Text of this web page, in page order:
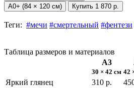
А0+ (84 × 120 см) Купить 1 870 р.
Теги: #мечи #смертельный #фентези
Таблица размеров и материалов
А3
30 × 42 см 42
Яркий глянец 310 р.